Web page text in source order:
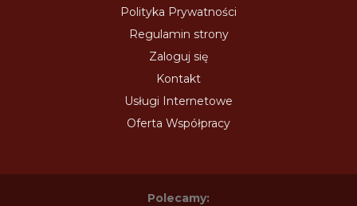
Polityka Prywatności
Regulamin strony
Zaloguj się
Kontakt
Usługi Internetowe
Oferta Współpracy
Polecamy: